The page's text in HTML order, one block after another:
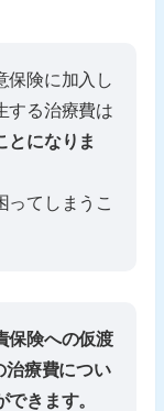
保険に加入し
する治療費は
とになりま
ってしまうこ
保険への仮渡
治療費につい
きます。